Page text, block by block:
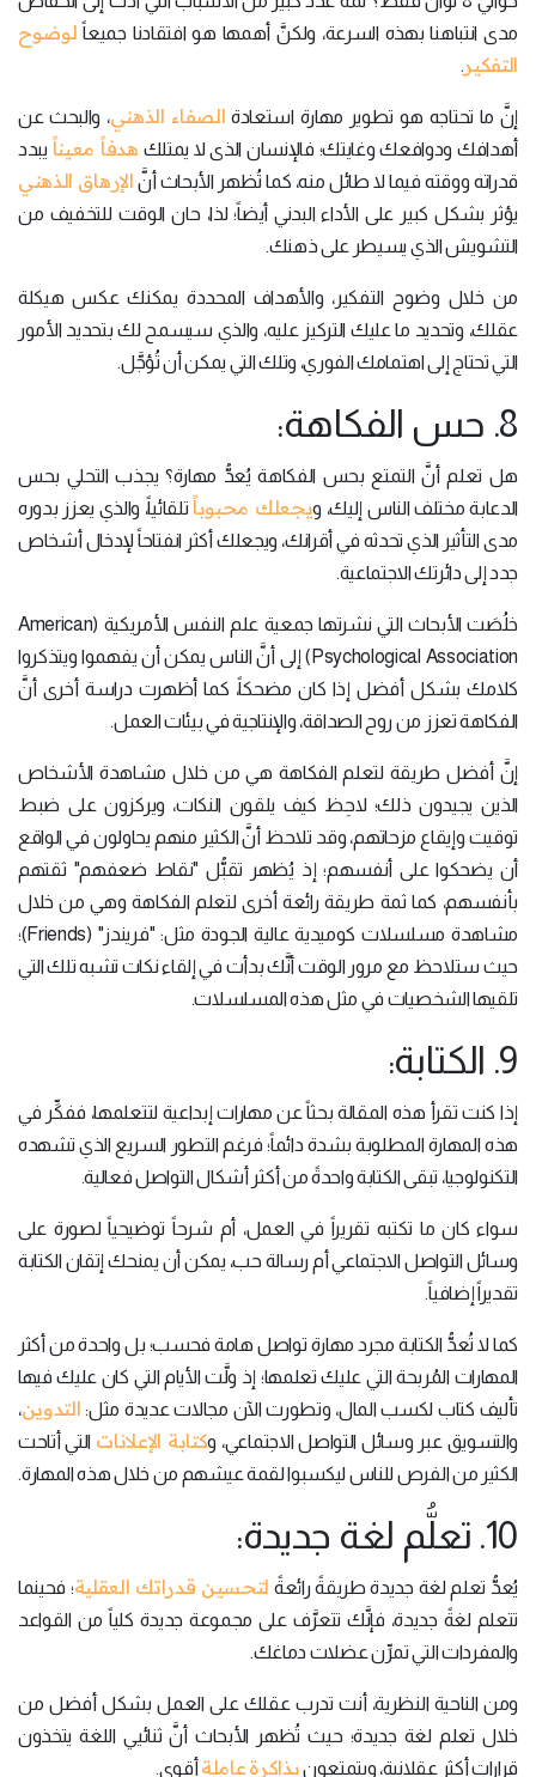
مدى انتباهنا بهذه السرعة، ولكنَّ أهمها هو افتقادنا جميعاً لوضوح
التفكير.
إنَّ ما تحتاجه هو تطوير مهارة استعادة الصفاء الذهني، والبحث عن
أهدافك ودوافعك وغايتك؛ فالإنسان الذى لا يمتلك هدفاً معينا يبدد
قدراته ووقته فيما لا طائل منه، كما تُظهر الأبحاث أنَّ الإرهاق الذهني
يؤثر بشكل كبير على الأداء البدني أيضاً؛ لذا، حان الوقت للتخفيف من
التشويش الذي يسيطر على ذهنك.
من خلال وضوح التفكير، والأهداف المحددة يمكنك عكس هيكلة
عقلك، وتحديد ما عليك التركيز عليه، والذي سيسمح لك بتحديد الأمور
التي تحتاج إلى اهتمامك الفوري، وتلك التي يمكن أن تُؤجَّل.
8. حس الفكاهة:
هل تعلم أنَّ التمتع بحس الفكاهة يُعدُّ مهارة؟ يجذب التحلي بحس
الدعابة مختلف الناس إليك، ويجعلك محبوباً تلقائياً، والذي يعزز بدوره
مدى التأثير الذي تحدثه في أقرانك، ويجعلك أكثر انفتاحاً لإدخال أشخاص
جدد إلى دائرتك الاجتماعية.
خلُصَت الأبحاث التي نشرتها جمعية علم النفس الأمريكية (American
Psychological Association) إلى أنَّ الناس يمكن أن يفهموا ويتذكروا
كلامك بشكل أفضل إذا كان مضحكاً، كما أظهرت دراسة أخرى أنَّ
الفكاهة تعزز من روح الصداقة، والإنتاجية في بيئات العمل.
إنَّ أفضل طريقة لتعلم الفكاهة هي من خلال مشاهدة الأشخاص
الذين يجيدون ذلك؛ لاحِظ كيف يلقون النكات، ويركزون على ضبط
توقيت وإيقاع مزحاتهم، وقد تلاحظ أنَّ الكثير منهم يحاولون في الواقع
أن يضحكوا على أنفسهم؛ إذ يُظهر تقبُّل "نقاط ضعفهم" ثقتهم
بأنفسهم، كما ثمة طريقة رائعة أخرى لتعلم الفكاهة وهي من خلال
مشاهدة مسلسلات كوميدية عالية الجودة مثل: "فريندز" (Friends)؛
حيث ستلاحظ مع مرور الوقت أنَّك بدأت في إلقاء نكات تشبه تلك التي
تلقيها الشخصيات في مثل هذه المسلسلات.
9. الكتابة:
إذا كنت تقرأ هذه المقالة بحثاً عن مهارات إبداعية لتتعلمها، ففكِّر في
هذه المهارة المطلوبة بشدة دائماً؛ فرغم التطور السريع الذي تشهده
التكنولوجيا، تبقى الكتابة واحدةً من أكثر أشكال التواصل فعالية.
سواء كان ما تكتبه تقريراً في العمل، أم شرحاً توضيحياً لصورة على
وسائل التواصل الاجتماعي أم رسالة حب، يمكن أن يمنحك إتقان الكتابة
تقديراً إضافياً.
كما لا تُعدُّ الكتابة مجرد مهارة تواصل هامة فحسب؛ بل واحدة من أكثر
المهارات المُربحة التي عليك تعلمها؛ إذ ولَّت الأيام التي كان عليك فيها
تأليف كتاب لكسب المال، وتطورت الآن مجالات عديدة مثل: التدوين،
والتسويق عبر وسائل التواصل الاجتماعي، وكتابة الإعلانات التي أتاحت
الكثير من الفرص للناس ليكسبوا لقمة عيشهم من خلال هذه المهارة.
10. تعلُّم لغة جديدة:
يُعدُّ تعلم لغة جديدة طريقةً رائعةً لتحسين قدراتك العقلية؛ فحينما
تتعلم لغةً جديدة، فإنَّك تتعرَّف على مجموعة جديدة كلياً من القواعد
والمفردات التي تمرِّن عضلات دماغك.
ومن الناحية النظرية، أنت تدرب عقلك على العمل بشكل أفضل من
خلال تعلم لغة جديدة؛ حيث تُظهر الأبحاث أنَّ ثنائيي اللغة يتخذون
قرارات أكثر عقلانية، ويتمتعونبذاكرة عاملة أقوى.